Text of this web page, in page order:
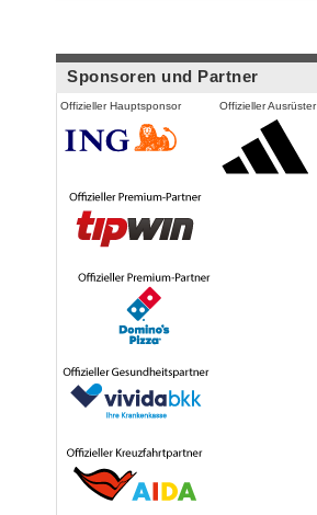
Sponsoren und Partner
Offizieller Hauptsponsor Offizieller Ausrüster